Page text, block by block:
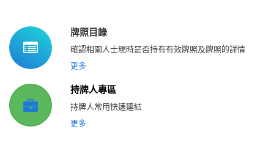
牌照目錄
確認相關人士現時是否持有有效牌照及牌照的詳情
更多
持牌人專區
持牌人常用快速連結
更多